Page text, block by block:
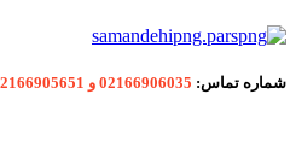
شماره تماس: 02166906035 و 02166905651